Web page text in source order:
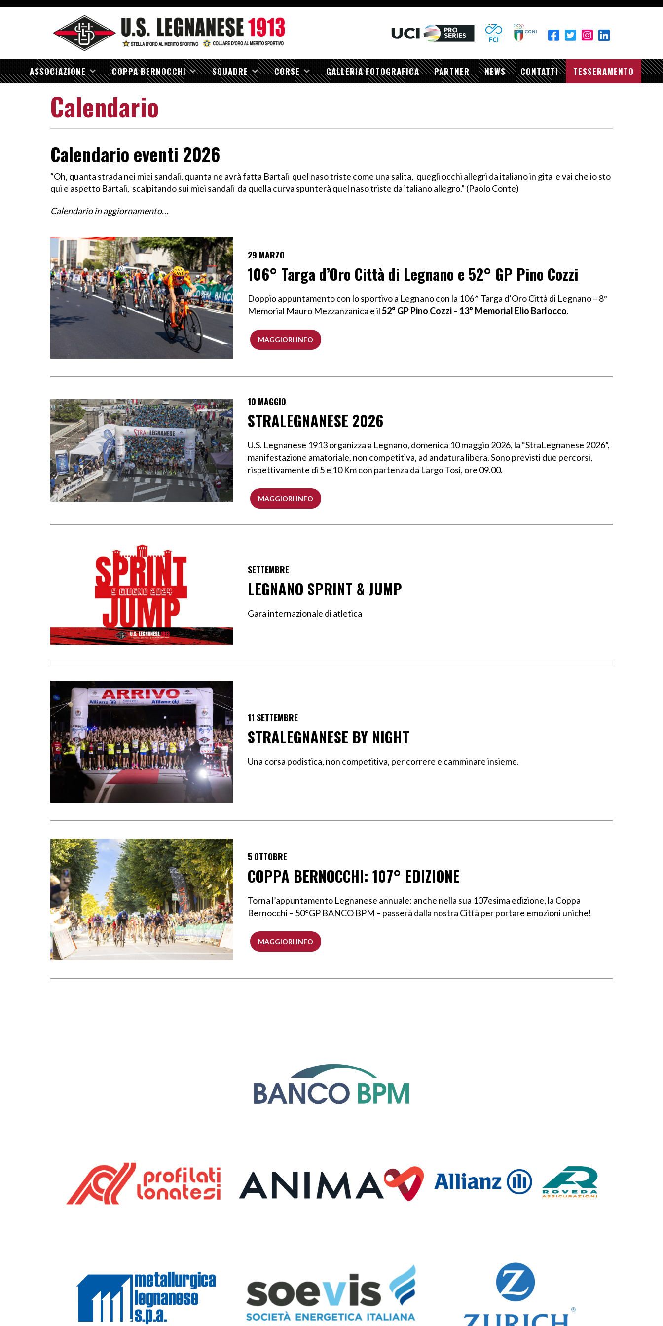
ASSOCIAZIONE COPPA BERNOCCHI SQUADRE CORSE GALLERIA FOTOGRAFICA PARTNER NEWS CONTATTI TESSERAMENTO
Calendario
Calendario eventi 2026
“Oh, quanta strada nei miei sandali, quanta ne avrà fatta Bartali quel naso triste come una salita, quegli occhi allegri da italiano in gita e vai che io sto
qui e aspetto Bartali, scalpitando sui miei sandali da quella curva spunterà quel naso triste da italiano allegro.” (Paolo Conte)
Calendario in aggiornamento…
29 MARZO
106° Targa d’Oro Città di Legnano e 52° GP Pino Cozzi
Doppio appuntamento con lo sportivo a Legnano con la 106^ Targa d’Oro Città di Legnano – 8°
Memorial Mauro Mezzanzanica e il52° GP Pino Cozzi – 13° Memorial Elio Barlocco.
MAGGIORI INFO
10 MAGGIO
STRALEGNANESE 2026
U.S. Legnanese 1913 organizza a Legnano, domenica 10 maggio 2026, la “StraLegnanese 2026”,
manifestazione amatoriale, non competitiva, ad andatura libera. Sono previsti due percorsi,
rispettivamente di 5 e 10 Km con partenza da Largo Tosi, ore 09.00.
MAGGIORI INFO
SETTEMBRE
LEGNANO SPRINT & JUMP
Gara internazionale di atletica
11 SETTEMBRE
STRALEGNANESE BY NIGHT
Una corsa podistica, non competitiva, per correre e camminare insieme.
5 OTTOBRE
COPPA BERNOCCHI: 107° EDIZIONE
Torna l’appuntamento Legnanese annuale: anche nella sua 107esima edizione, la Coppa
Bernocchi – 50°GP BANCO BPM – passerà dalla nostra Città per portare emozioni uniche!
MAGGIORI INFO